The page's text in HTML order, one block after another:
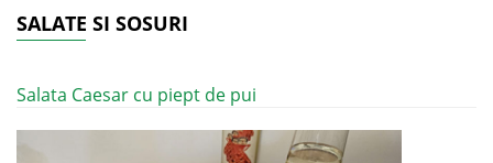
SALATE SI SOSURI
Salata Caesar cu piept de pui